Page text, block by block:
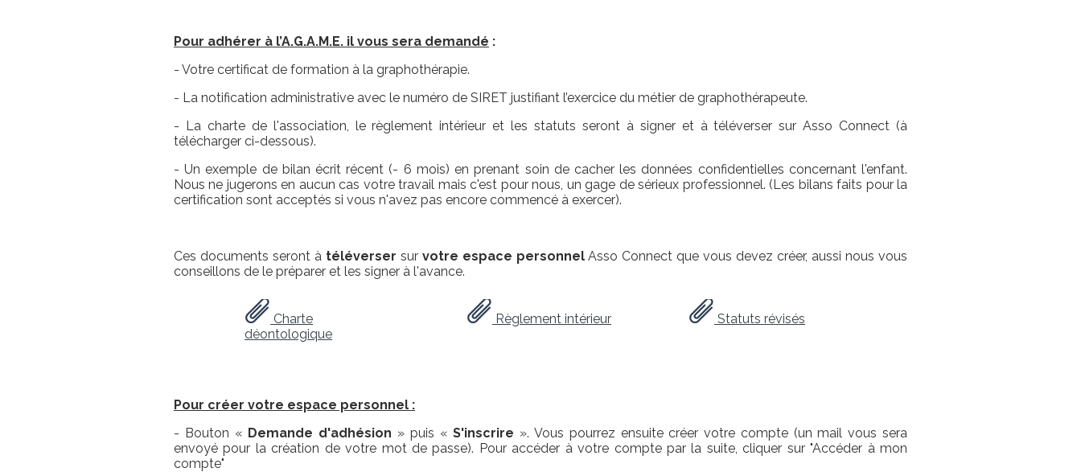
Pour adhérer à l’A.G.A.M.E. il vous sera demandé :
- Votre certificat de formation à la graphothérapie.
- La notification administrative avec le numéro de SIRET justifiant l’exercice du métier de graphothérapeute.
- La charte de l'association, le règlement intérieur et les statuts seront à signer et à téléverser sur Asso Connect (à
télécharger ci-dessous).
- Un exemple de bilan écrit récent (- 6 mois) en prenant soin de cacher les données confidentielles concernant l'enfant.
Nous ne jugerons en aucun cas votre travail mais c'est pour nous, un gage de sérieux professionnel. (Les bilans faits pour la
certification sont acceptés si vous n'avez pas encore commencé à exercer).
Ces documents seront à téléverser sur votre espace personnelAsso Connect que vous devez créer, aussi nous vous
conseillons de le préparer et les signer à l'avance.
Charte
déontologique
Règlement intérieur Statuts révisés
Pour créer votre espace personnel :
- Bouton « Demande d'adhésion » puis «S'inscrire ». Vous pourrez ensuite créer votre compte (un mail vous sera
envoyé pour la création de votre mot de passe). Pour accéder à votre compte par la suite, cliquer sur "Accéder à mon
compte"